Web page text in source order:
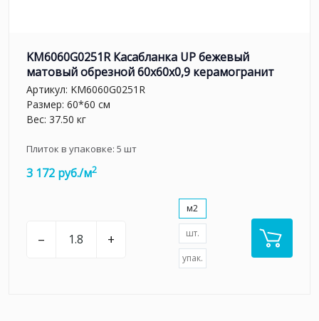
KM6060G0251R Касабланка UP бежевый
матовый обрезной 60x60x0,9 керамогранит
Артикул: KM6060G0251R
Размер: 60*60 см
Вес: 37.50 кг
Плиток в упаковке: 5 шт
3 172 руб./м2
– +
м2
шт.
упак.